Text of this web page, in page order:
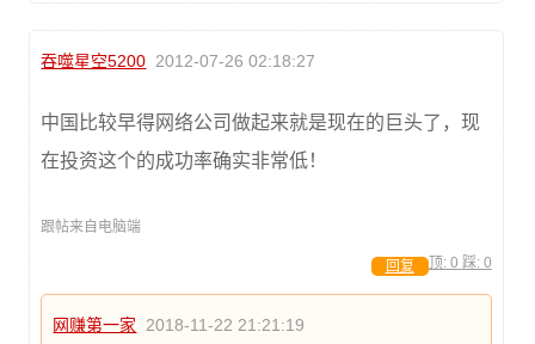
吞噬星空5200 2012-07-26 02:18:27
中国比较早得网络公司做起来就是现在的巨头了，现
在投资这个的成功率确实非常低！
跟帖来自电脑端
顶: 0 踩: 0
回复
网赚第一家 2018-11-22 21:21:19